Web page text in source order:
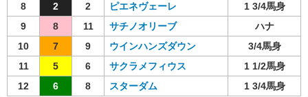
8
2 2 ピエネヴェーレ
1 3/4馬身
9
8 11 サチノオリーブ
ハナ
10
7 9 ウインハンズダウン
3/4馬身
11
5 6 サクラメフィウス
1 1/2馬身
12
6 8 スターダム 1 3/4馬身